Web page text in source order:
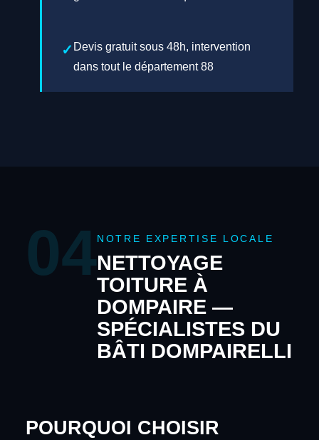
Devis gratuit sous 48h, intervention
dans tout le département 88
04 NOTRE EXPERTISE LOCALE
NETTOYAGE
TOITURE À
DOMPAIRE —
SPÉCIALISTES DU
BÂTI DOMPAIRELLI
POURQUOI CHOISIR